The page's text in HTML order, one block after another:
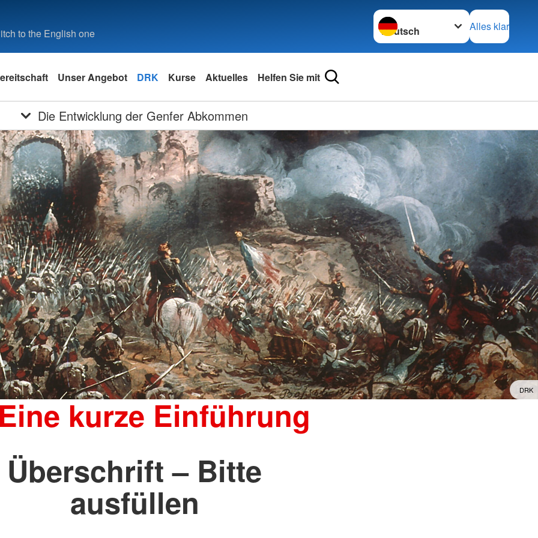
to the English one
Sprache wechseln zu
Alles klar
Unser Angebot DRK Kurse Aktuelles Helfen Sie mit
Die Entwicklung der Genfer Abkommen
DRK
kurze Einführung
Überschrift – Bitte
ausfüllen